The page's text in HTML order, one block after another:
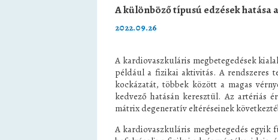
A különböző típusú edzések hatása
2022.09.26
A kardiovaszkuláris megbetegedések
például a fizikai aktivitás. A rendszeres
kockázatát, többek között a magas
kedvező hatásán keresztül. Az artériás
mátrix degeneratív eltéréseinek
A kardiovaszkuláris megbetegedés egyik